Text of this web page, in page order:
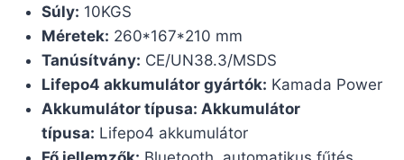
Súly: 10KGS
Méretek: 260*167*210 mm
Tanúsítvány: CE/UN38.3/MSDS
Lifepo4 akkumulátor gyártók: Kamada Power
Akkumulátor típusa: Akkumulátor
típusa: Lifepo4 akkumulátor